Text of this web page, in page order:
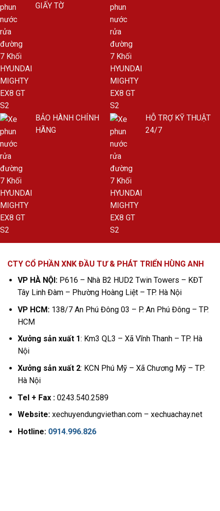
GIẤY TỜ
BẢO HÀNH CHÍNH
HÃNG
HỖ TRỢ KỸ THUẬT
24/7
CTY CỔ PHẦN XNK ĐẦU TƯ & PHÁT TRIỂN HÙNG ANH
VP HÀ NỘI:P616 – Nhà B2 HUD2 Twin Towers – KĐT
Tây Linh Đàm – Phường Hoàng Liệt – TP. Hà Nội
VP HCM:138/7 An Phú Đông 03 – P. An Phú Đông – TP.
HCM
Xưởng sản xuất 1: Km3 QL3 – Xã Vĩnh Thanh – TP. Hà
Nội
Xưởng sản xuất 2: KCN Phú Mỹ – Xã Chương Mỹ – TP.
Hà Nội
Tel + Fax :0243.540.2589
Website:xechuyendungviethan.com – xechuachay.net
Hotline: 0914.996.826